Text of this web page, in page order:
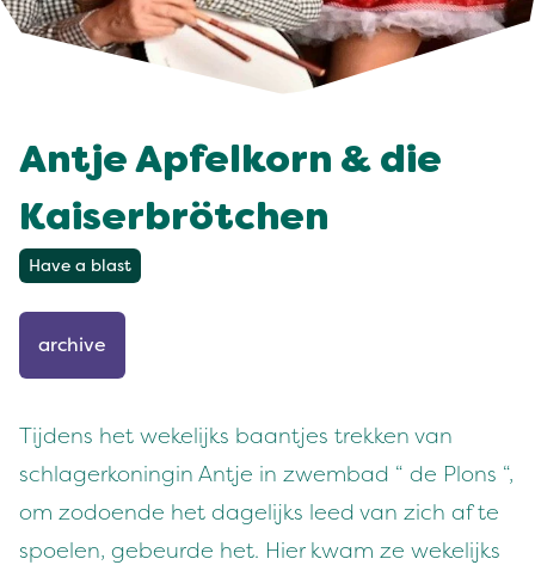
Antje Apfelkorn & die
Kaiserbrötchen
Have a blast
archive
Tijdens het wekelijks baantjes trekken van
schlagerkoningin Antje in zwembad “ de Plons “,
om zodoende het dagelijks leed van zich af te
spoelen, gebeurde het. Hier kwam ze wekelijks